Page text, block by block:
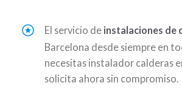
El servicio de instalaciones de
Barcelona desde siempre en
necesitas instalador calderas
solicita ahora sin compromiso.